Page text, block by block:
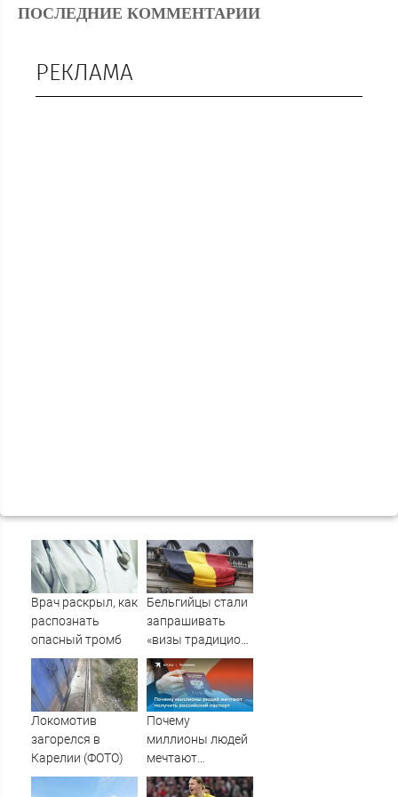
ПОСЛЕДНИЕ КОММЕНТАРИИ
РЕКЛАМА
Врач раскрыл, как
распознать
опасный тромб
Бельгийцы стали
запрашивать
«визы традиционных
ценностей» в
посольстве РФ
Локомотив
загорелся в
Карелии (ФОТО)
Почему
миллионы людей
мечтают
получить